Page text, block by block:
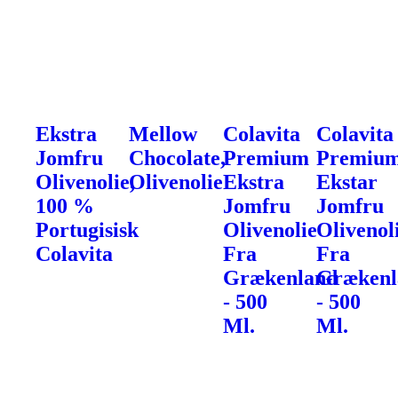
Ekstra
Jomfru
Olivenolie,
100 %
Portugisisk
Colavita
Mellow
Chocolate,
Olivenolie
Colavita
Premium
Ekstra
Jomfru
Olivenolie
Fra
Grækenland
- 500
Ml.
Colavita
Ekstar
Jomfru
Fra
- 500
Ml.